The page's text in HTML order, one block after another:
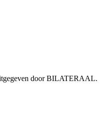
door BILATERAAL.